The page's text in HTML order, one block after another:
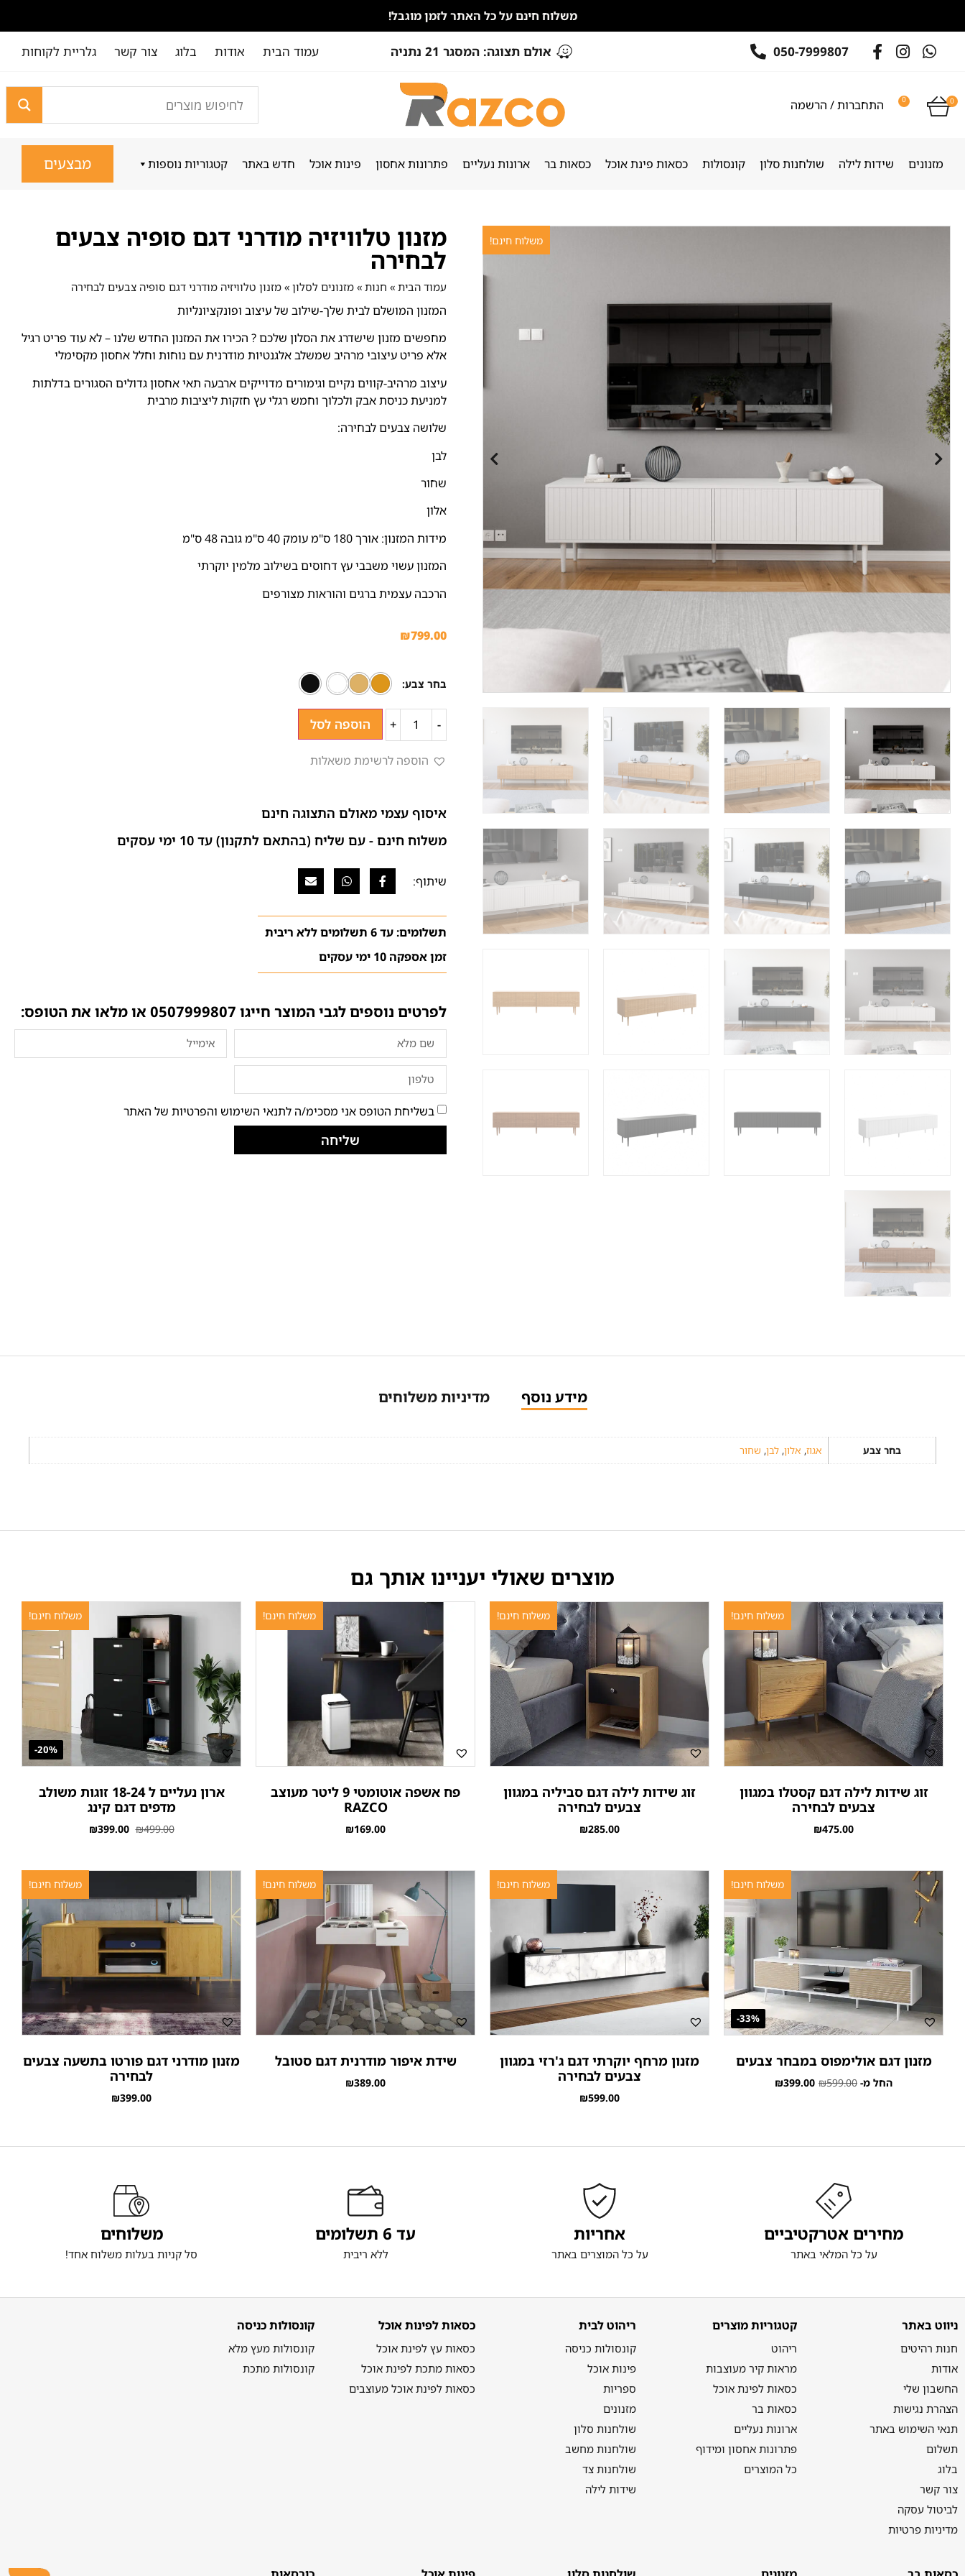
משלוח חינם על כל האתר לזמן מוגבל!
050-7999807 אולם תצוגה: המסגר 21 נתניה עמוד הבית אודות בלוג צור קשר גלריית לקוחות
0
0 התחברות / הרשמה
מזנונים שידות לילה שולחנות סלון קונסולות כסאות פינת אוכל כסאות בר ארונות נעליים פתרונות אחסון פינות אוכל חדש באתר קטגוריות נוספות מבצעים
משלוח חינם! מזנון טלוויזיה מודרני דגם סופיה צבעים
לבחירה
עמוד הבית » חנות » מזנונים לסלון » מזנון טלוויזיה מודרני דגם סופיה צבעים לבחירה
המזנון המושלם לבית שלך-שילוב של עיצוב ופונקציונליות
מחפשים מזנון שישדרג את הסלון שלכם ? הכירו את המזנון החדש שלנו – לא עוד פריט רגיל
אלא פריט עיצובי מרהיב שמשלב אלגנטיות מודרנית עם נוחות וחלל אחסון מקסימלי
עיצוב מרהיב-קווים נקיים וגימורים מדוייקים ארבעה תאי אחסון גדולים הסגורים בדלתות
למניעת כניסת אבק ולכלוך וחמש רגלי עץ חזקות ליציבות מרבית
שלושה צבעים לבחירה:
לבן
שחור
אלון
מידות המזנון: אורך 180 ס"מ עומק 40 ס"מ גובה 48 ס"מ
המזנון עשוי משבבי עץ דחוסים בשילוב מלמין יוקרתי
הרכבה עצמית ברגים והוראות מצורפים
₪799.00
בחר צבע
-
+ הוספה לסל
הוספה לרשימת משאלות
איסוף עצמי מאולם התצוגה חינם
משלוח חינם - עם שליח (בהתאם לתקנון) עד 10 ימי עסקים
תשלומים: עד 6 תשלומים ללא ריבית
זמן אספקה 10 ימי עסקים
לפרטים נוספים לגבי המוצר חייגו 0507999807 או מלאו את הטופס:
בשליחת הטופס אני מסכימ/ה לתנאי השימוש והפרטיות של האתר
שליחה
מידע נוסף מדיניות משלוחים
בחר צבע אגוז, אלון, לבן, שחור
מוצרים שאולי יעניינו אותך גם
משלוח חינם!
זוג שידות לילה דגם קסטלו במגוון
צבעים לבחירה
₪475.00
משלוח חינם!
זוג שידות לילה דגם סביליה במגוון
צבעים לבחירה
₪285.00
משלוח חינם!
פח אשפה אוטומטי 9 ליטר מעוצב
RAZCO
₪169.00
משלוח חינם!
20%-
ארון נעליים ל 18-24 זוגות משולב
מדפים דגם קינג
₪499.00
₪399.00
משלוח חינם!
33%-
מזנון דגם אולימפוס במבחר צבעים
החל מ- ₪599.00
₪399.00
משלוח חינם!
מזנון מרחף יוקרתי דגם ג'רזי במגוון
צבעים לבחירה
₪599.00
משלוח חינם!
שידת איפור מודרנית דגם סטובל
₪389.00
משלוח חינם!
מזנון מודרני דגם פורטו בתשעה צבעים
לבחירה
₪399.00
מחירים אטרקטיביים
על כל המלאי באתר
אחריות
על כל המוצרים באתר
עד 6 תשלומים
ללא ריבית
משלוחים
סל קניות בעלות משלוח אחד!
ניווט באתר
חנות רהיטים
אודות
החשבון שלי
הצהרת נגישות
תנאי השימוש באתר
תשלום
בלוג
צור קשר
לביטול עסקה
מדיניות פרטיות
קטגוריות מוצרים
ריהוט
מראות קיר מעוצבות
כסאות לפינת אוכל
כסאות בר
ארונות נעליים
פתרונות אחסון ומידוף
כל המוצרים
ריהוט לבית
קונסולות כניסה
פינות אוכל
ספריות
מזנונים
שולחנות סלון
שולחנות מחשב
שולחנות צד
שידות לילה
כסאות לפינות אוכל
כסאות עץ לפינת אוכל
כסאות מתכת לפינת אוכל
כסאות לפינת אוכל מעוצבים
קונסולות כניסה
קונסולות מעץ מלא
קונסולות מתכת